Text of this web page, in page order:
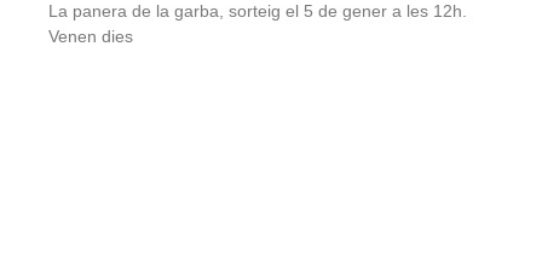
La panera de la garba, sorteig el 5 de gener a les 12h.
Venen dies